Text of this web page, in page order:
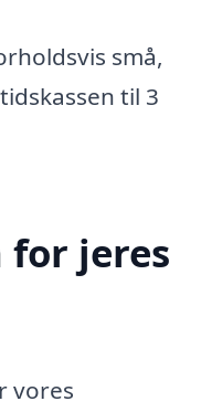
små,
til 3
for jeres
vores